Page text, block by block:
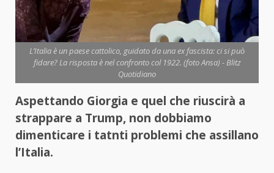
L’Italia è un paese cattolico, guidato da una ex fascista: ci si può
fidare? La risposta è nel confronto col 1922. (foto Ansa) - Blitz
Quotidiano
Aspettando Giorgia e quel che riuscirà a
strappare a Trump, non dobbiamo
dimenticare i tatnti problemi che assillano
l’Italia.